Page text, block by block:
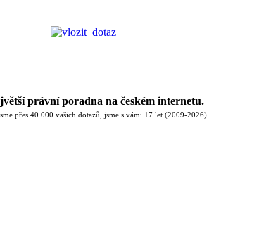
právní poradna na českém internetu.
přes 40.000 vašich dotazů, jsme s vámi 17 let (2009-2026).